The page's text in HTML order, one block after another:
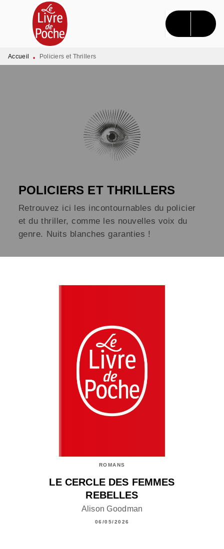
MENU RECHERCHE CONTENU
PIED DE PAGE
Accueil • Policiers et Thrillers
POLICIERS ET THRILLERS
Retrouvez ici les incontournables du policier
et du thriller, comme les nouvelles voix du
genre. Nuits blanches garanties !
ROMANS
LE CERCLE DES FEMMES
REBELLES
Alison Goodman
06/05/2026